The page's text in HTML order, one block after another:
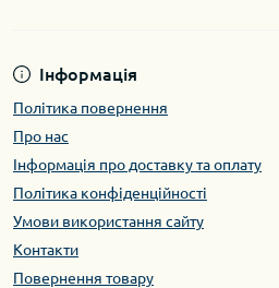
Інформація
Політика повернення
Про нас
Інформація про доставку та оплату
Політика конфіденційності
Умови використання сайту
Контакти
Повернення товару